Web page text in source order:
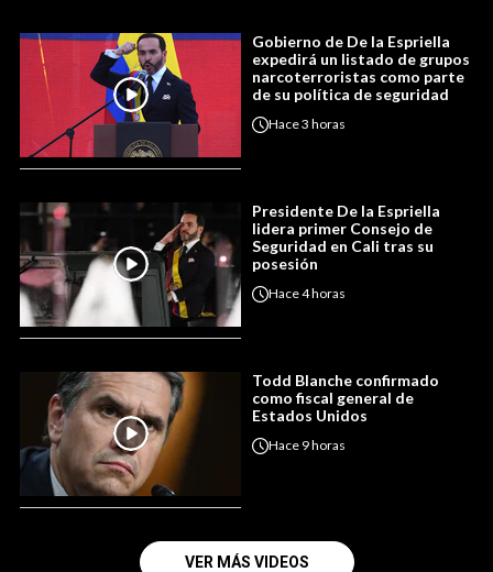
Gobierno de De la Espriella
expedirá un listado de grupos
narcoterroristas como parte
de su política de seguridad
Hace3 horas
Presidente De la Espriella
lidera primer Consejo de
Seguridad en Cali tras su
posesión
Hace4 horas
Todd Blanche confirmado
como fiscal general de
Estados Unidos
Hace 9 horas
VER MÁS VIDEOS